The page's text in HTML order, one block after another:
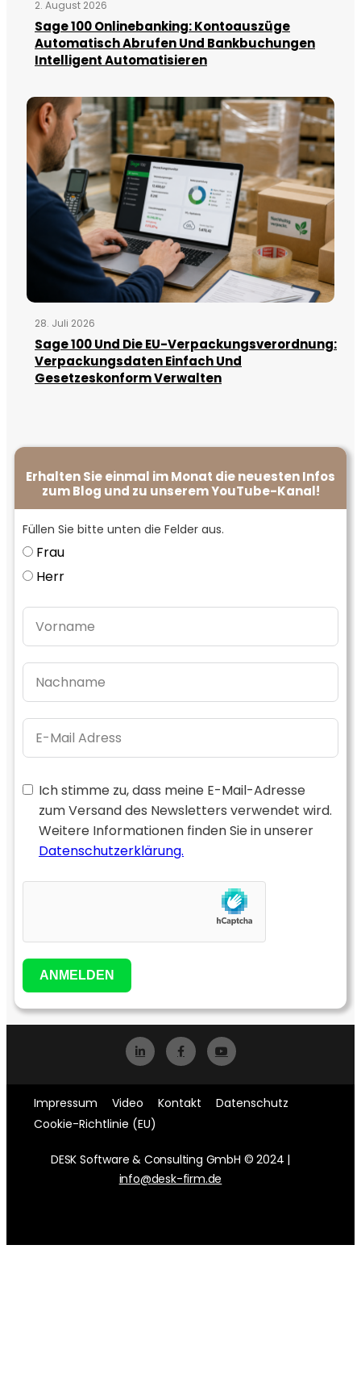
2. August 2026
Sage 100 Onlinebanking: Kontoauszüge
Automatisch Abrufen Und Bankbuchungen
Intelligent Automatisieren
28. Juli 2026
Sage 100 Und Die EU-Verpackungsverordnung:
Verpackungsdaten Einfach Und
Gesetzeskonform Verwalten
Erhalten Sie einmal im Monat die neuesten Infos
zum Blog und zu unserem YouTube-Kanal!
Füllen Sie bitte unten die Felder aus.
Frau
Herr
Ich stimme zu, dass meine E-Mail-Adresse
zum Versand des Newsletters verwendet wird.
Weitere Informationen finden Sie in unserer
Datenschutzerklärung.
ANMELDEN
Impressum Video Kontakt
Datenschutz
Cookie-Richtlinie (EU)
DESK Software & Consulting GmbH © 2024 |
info@desk-firm.de